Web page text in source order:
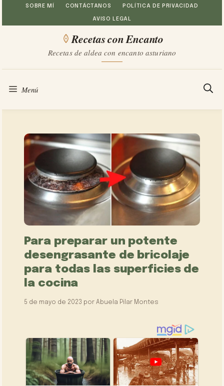
Saltar
al
SOBRE MÍ CONTÁCTANOS POLÍTICA DE PRIVACIDAD
AVISO LEGAL
Recetas con Encanto
Recetas de aldea con encanto asturiano
Menú
Para preparar un potente
desengrasante de bricolaje
para todas las superficies de
la cocina
5 de mayo de 2023 porAbuela Pilar Montes